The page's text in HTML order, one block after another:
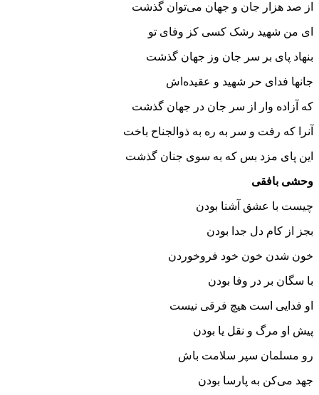
از صد هزار جان و جهان می‌توان گذشت
ای من شهید رشک کسی کز وفای تو
بنهاد پای بر سر جان وز جهان گذشت
جانها فدای حر شهید و عقیده‌اش
که آزاده وار از سر جان در جهان گذشت
آنرا که رفت و سر به ره به ذوالجناح باخت
این پای مزد بس که به سوی جنان گذشت
وحشی بافقی
چیست با عشق آشنا بودن
بجز از کام دل جدا بودن
خون شدن خون خود فروخوردن
با سگان بر در وفا بودن
او فدایی است هیچ فرقی نیست
پیش او مرگ و نقل یا بودن
رو مسلمان سپر سلامت باش
جهد می‌کن به پارسا بودن